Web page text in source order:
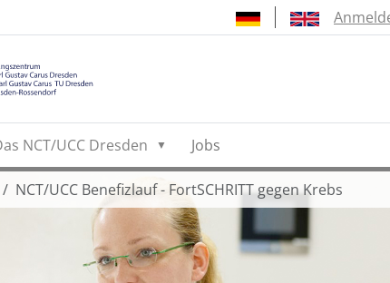
NCT/UCC Dresden Jobs
NCT/UCC Benefizlauf - FortSCHRITT gegen Krebs